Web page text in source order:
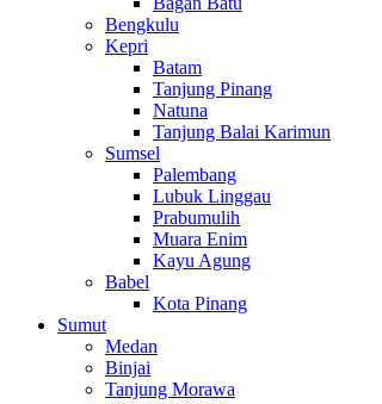
Bengkulu
Kepri
Batam
Tanjung Pinang
Natuna
Tanjung Balai Karimun
Sumsel
Palembang
Lubuk Linggau
Prabumulih
Muara Enim
Kayu Agung
Babel
Kota Pinang
Sumut
Medan
Binjai
Tanjung Morawa